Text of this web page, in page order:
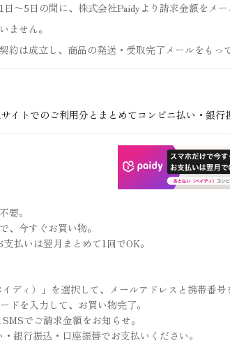
～5日の間に、株式会社Paidyより請求金額をメー
ません。
は成立し、商品の発送・受取完了メールをもっ
イトでのご利用分とまとめてコンビニ払い・銀行
要。
今すぐお買い物。
払いは翌月まとめて1回でOK。
ディ）」を選択して、メールアドレスと携帯番号
を入力して、お買い物完了。
でご請求金額をお知らせ。
銀行振込・口座振替でお支払いください。